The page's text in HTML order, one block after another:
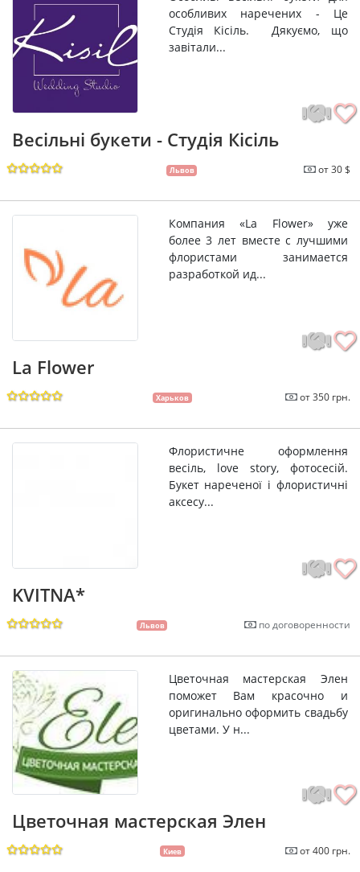
особливих наречених - Це
Студія Кісіль. Дякуємо, що
завітали...
Весільні букети - Студія Кісіль
Львов от 30 $
Компания «La Flower» уже
более 3 лет вместе с лучшими
флористами занимается
разработкой ид...
La Flower
Харьков от 350 грн.
Флористичне оформлення
весіль, love story, фотосесій.
Букет нареченої і флористичні
аксесу...
KVITNA*
Львов по договоренности
Цветочная мастерская Элен
поможет Вам красочно и
оригинально оформить свадьбу
цветами. У н...
Цветочная мастерская Элен
Киев от 400 грн.